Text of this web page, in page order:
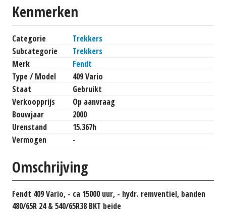
Kenmerken
Categorie
Trekkers
Subcategorie
Trekkers
Merk
Fendt
Type / Model
409 Vario
Staat
Gebruikt
Verkoopprijs
Op aanvraag
Bouwjaar
2000
Urenstand
15.367h
Vermogen
-
Omschrijving
Fendt 409 Vario, - ca 15000 uur, - hydr. remventiel, banden
480/65R 24 & 540/65R38 BKT beide